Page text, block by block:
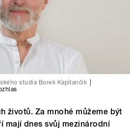
studia Borek Kapitančik
životů. Za mnohé můžeme být
mají dnes svůj mezinárodní